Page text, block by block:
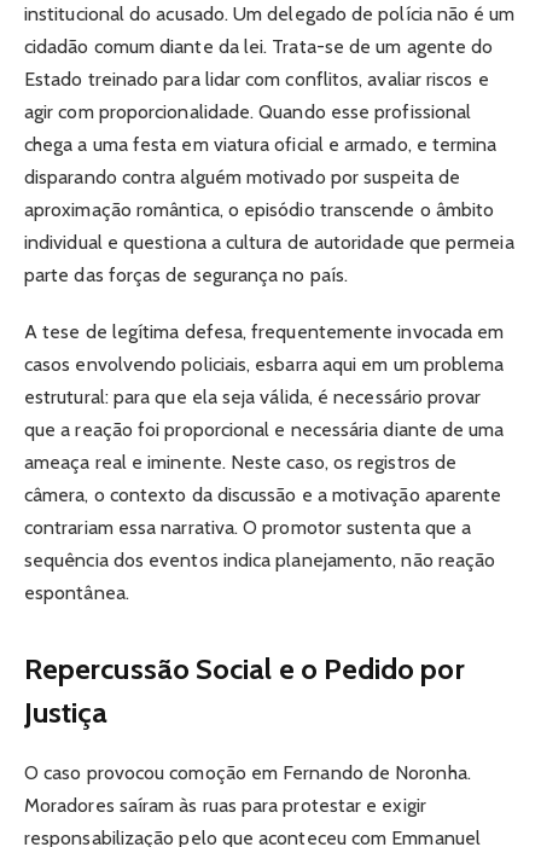
institucional do acusado. Um delegado de polícia não é um
cidadão comum diante da lei. Trata-se de um agente do
Estado treinado para lidar com conflitos, avaliar riscos e
agir com proporcionalidade. Quando esse profissional
chega a uma festa em viatura oficial e armado, e termina
disparando contra alguém motivado por suspeita de
aproximação romântica, o episódio transcende o âmbito
individual e questiona a cultura de autoridade que permeia
parte das forças de segurança no país.
A tese de legítima defesa, frequentemente invocada em
casos envolvendo policiais, esbarra aqui em um problema
estrutural: para que ela seja válida, é necessário provar
que a reação foi proporcional e necessária diante de uma
ameaça real e iminente. Neste caso, os registros de
câmera, o contexto da discussão e a motivação aparente
contrariam essa narrativa. O promotor sustenta que a
sequência dos eventos indica planejamento, não reação
espontânea.
Repercussão Social e o Pedido por
Justiça
O caso provocou comoção em Fernando de Noronha.
Moradores saíram às ruas para protestar e exigir
responsabilização pelo que aconteceu com Emmanuel